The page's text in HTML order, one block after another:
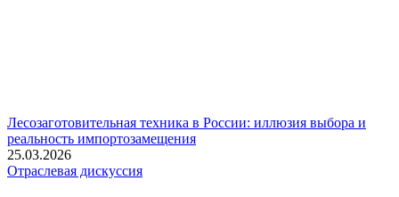
Лесозаготовительная техника в России: иллюзия выбора и
реальность импортозамещения
25.03.2026
Отраслевая дискуссия